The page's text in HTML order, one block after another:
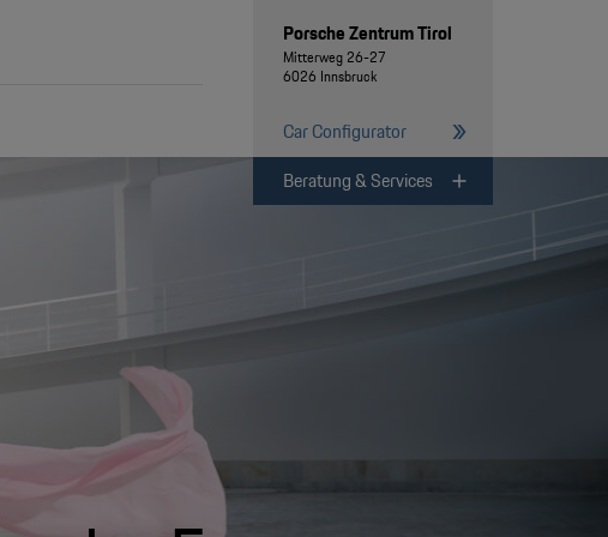
Porsche Zentrum Tirol
Mitterweg 26-27
6026 Innsbruck
Car Configurator
Beratung & Services